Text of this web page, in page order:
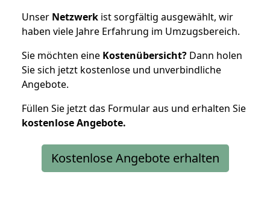
Unser Netzwerk ist sorgfältig ausgewählt, wir
haben viele Jahre Erfahrung im Umzugsbereich.
Sie möchten eine Kostenübersicht? Dann holen
Sie sich jetzt kostenlose und unverbindliche
Angebote.
Füllen Sie jetzt das Formular aus und erhalten Sie
kostenloseAngebote.
Kostenlose Angebote erhalten